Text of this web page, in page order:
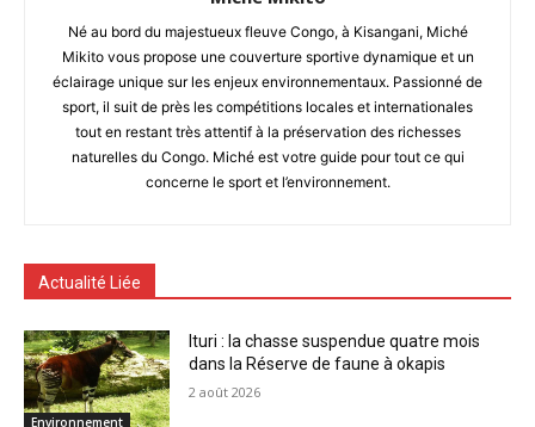
Né au bord du majestueux fleuve Congo, à Kisangani, Miché
Mikito vous propose une couverture sportive dynamique et un
éclairage unique sur les enjeux environnementaux. Passionné de
sport, il suit de près les compétitions locales et internationales
tout en restant très attentif à la préservation des richesses
naturelles du Congo. Miché est votre guide pour tout ce qui
concerne le sport et l’environnement.
Actualité Liée
Environnement
Ituri : la chasse suspendue quatre mois
dans la Réserve de faune à okapis
2 août 2026